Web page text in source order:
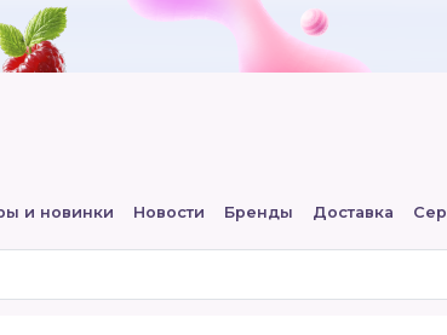
и новинки Новости Бренды Доставка